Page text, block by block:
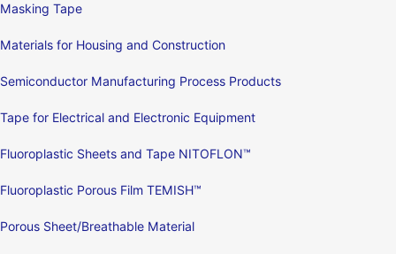
Masking Tape
Materials for Housing and Construction
Semiconductor Manufacturing Process Products
Tape for Electrical and Electronic Equipment
Fluoroplastic Sheets and Tape NITOFLON™
Fluoroplastic Porous Film TEMISH™
Porous Sheet/Breathable Material